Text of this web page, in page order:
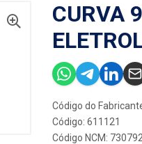
CURVA
Código do
Código: 611121
Código NCM: